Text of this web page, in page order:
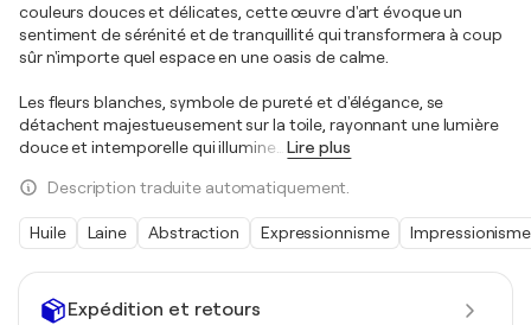
Expédition et retours
couleurs douces et délicates, cette œuvre d'art évoque un
sentiment de sérénité et de tranquillité qui transformera à coup
sûr n'importe quel espace en une oasis de calme.
Les fleurs blanches, symbole de pureté et d'élégance, se
détachent majestueusement sur la toile, rayonnant une lumière
douce et intemporelle qui illumine
Lire plus
Description traduite automatiquement.
Huile Laine Abstraction Expressionnisme Impressionisme